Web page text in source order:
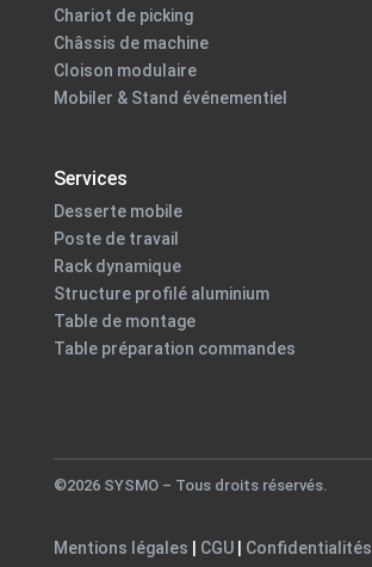
Chariot de picking
Châssis de machine
Cloison modulaire
Mobiler & Stand événementiel
Services
Desserte mobile
Poste de travail
Rack dynamique
Structure profilé aluminium
Table de montage
Table préparation commandes
©2026 SYSMO – Tous droits réservés.
Mentions légales CGU Confidentialités